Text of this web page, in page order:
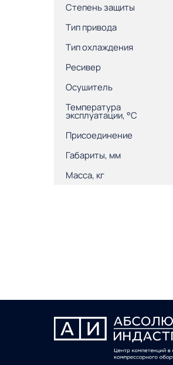
Степень защиты
Тип привода
Тип охлаждения
Ресивер
Осушитель
Температура
эксплуатации, °С
Присоединение
Габариты, мм
Масса, кг